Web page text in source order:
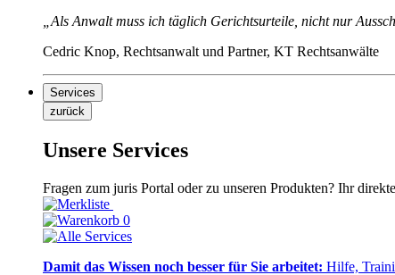
„Als Anwalt muss ich täglich Gerichtsurteile, nicht nur
Cedric Knop, Rechtsanwalt und Partner, KT Rechtsanwälte
Services
zurück
Unsere Services
Fragen zum juris Portal oder zu unseren Produkten? Ihr
0
Damit das Wissen noch besser für Sie arbeitet: Hilfe,